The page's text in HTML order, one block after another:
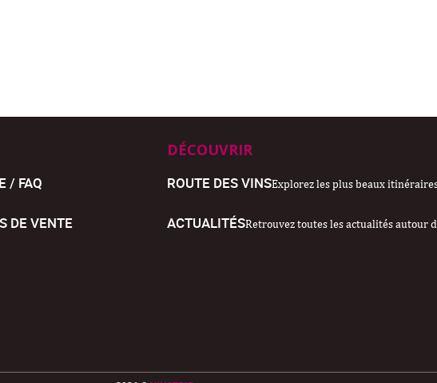
/ FAQ
DE VENTE
DÉCOUVRIR
ROUTE DES VINSExplorez les plus beaux
ACTUALITÉSRetrouvez toutes les actualités autour